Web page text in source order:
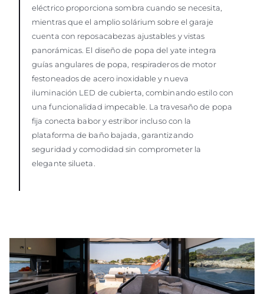
eléctrico proporciona sombra cuando se necesita,
mientras que el amplio solárium sobre el garaje
cuenta con reposacabezas ajustables y vistas
panorámicas. El diseño de popa del yate integra
guías angulares de popa, respiraderos de motor
festoneados de acero inoxidable y nueva
iluminación LED de cubierta, combinando estilo con
una funcionalidad impecable. La travesaño de popa
fija conecta babor y estribor incluso con la
plataforma de baño bajada, garantizando
seguridad y comodidad sin comprometer la
elegante silueta.